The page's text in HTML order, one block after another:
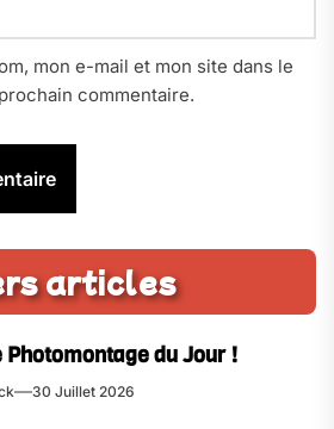
mon e-mail et mon site dans le
commentaire.
articles
Photomontage du Jour !
30 Juillet 2026